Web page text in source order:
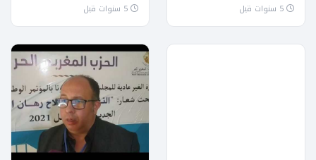
المغربي الحر عن ترشيحه
لأبرز الوجوه الشبابية بأحياء
العاصمة الرباط...
ترشيح حزب العدالة
والتنمية لأمينه العام
ورئيس الحكومة سعد
الدين...